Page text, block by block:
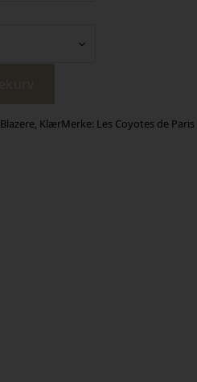
Blazere, KlærMerke: Les Coyotes de Paris